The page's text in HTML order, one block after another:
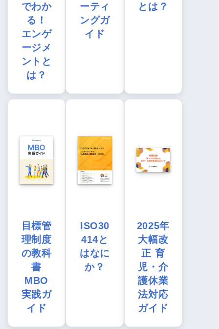
でわか
る！
エンゲ
ージメ
ントと
は？
ーティ
ングガ
イド
とは？
目標管
理制度
の教科
書
MBO
実践ガ
イド
ISO30
414と
はなに
か？
2025年
大幅改
正 育
児・介
護休業
法対応
ガイド